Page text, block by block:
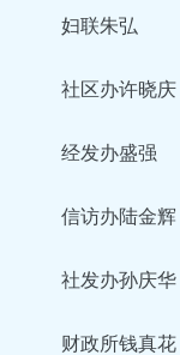
妇联朱弘
社区办许晓庆
经发办盛强
信访办陆金辉
社发办孙庆华
财政所钱真花